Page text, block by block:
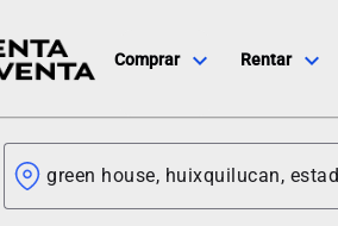
Comprar expand_more Rentar expand_more